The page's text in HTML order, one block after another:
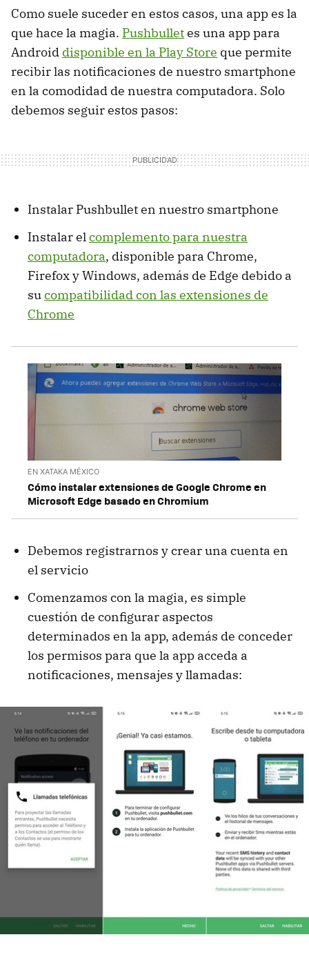
Como suele suceder en estos casos, una app es la
que hace la magia. Pushbulletes una app para
Android disponible en la Play Store que permite
recibir las notificaciones de nuestro smartphone
en la comodidad de nuestra computadora. Solo
debemos seguir estos pasos:
Instalar Pushbullet en nuestro smartphone
Instalar elcomplemento para nuestra
computadora, disponible para Chrome,
Firefox y Windows, además de Edge debido a
sucompatibilidad con las extensiones de
Chrome
EN XATAKA MÉXICO
Cómo instalar extensiones de Google Chrome en
Microsoft Edge basado en Chromium
Debemos registrarnos y crear una cuenta en
el servicio
Comenzamos con la magia, es simple
cuestión de configurar aspectos
determinados en la app, además de conceder
los permisos para que la app acceda a
notificaciones, mensajes y llamadas: